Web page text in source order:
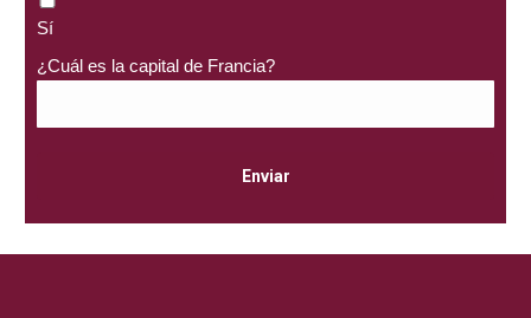
Sí
¿Cuál es la capital de Francia?